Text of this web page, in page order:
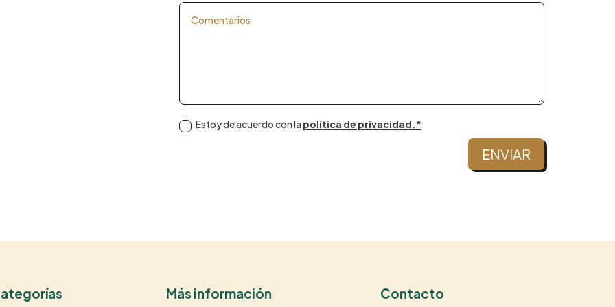
Estoy de acuerdo con la política de privacidad.*
ENVIAR
Más información Contacto